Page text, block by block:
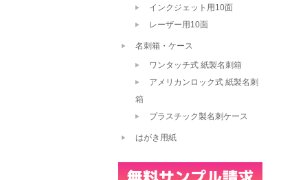
インクジェット用10面
レーザー用10面
名刺箱・ケース
ワンタッチ式 紙製名刺箱
アメリカンロック式 紙製名刺
箱
プラスチック製名刺ケース
はがき用紙